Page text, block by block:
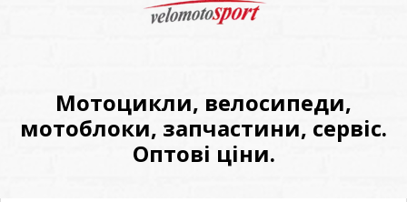
Оптові
ціни.
Мотоцикли, велосипеди,
мотоблоки, запчастини, сервіс.
Оптові ціни.